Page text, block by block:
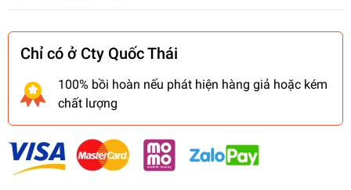
Chỉ có ở Cty Quốc Thái
100% bồi hoàn nếu phát hiện hàng giả hoặc kém
chất lượng